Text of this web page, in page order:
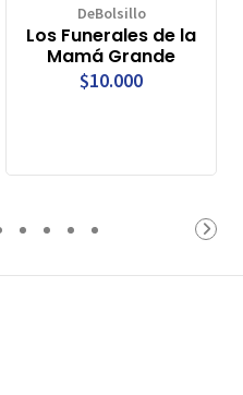
DeBolsillo
Los Funerales de la
Mamá Grande
$10.000